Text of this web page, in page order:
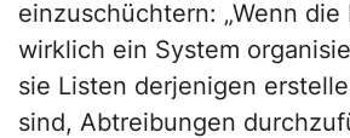
einzuschüchtern: „Wenn die
wirklich ein System
sie Listen derjenigen
sind, Abtreibungen